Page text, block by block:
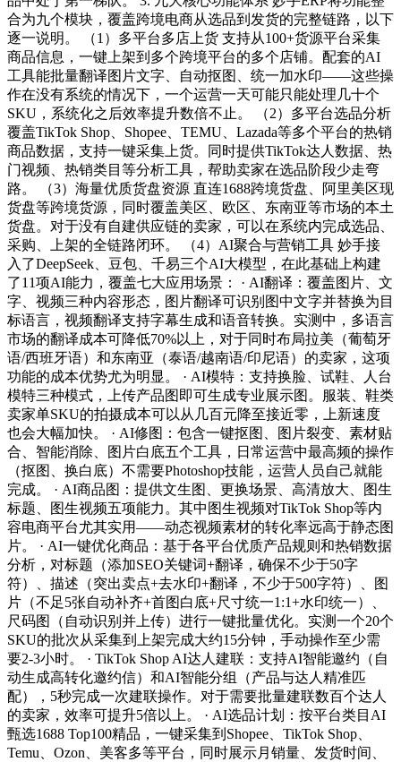
合为九个模块，覆盖跨境电商从选品到发货的完整链路，以下
逐一说明。 （1）多平台多店上货 支持从100+货源平台采集
商品信息，一键上架到多个跨境平台的多个店铺。配套的AI
工具能批量翻译图片文字、自动抠图、统一加水印——这些操
作在没有系统的情况下，一个运营一天可能只能处理几十个
SKU，系统化之后效率提升数倍不止。 （2）多平台选品分析
覆盖TikTok Shop、Shopee、TEMU、Lazada等多个平台的热销
商品数据，支持一键采集上货。同时提供TikTok达人数据、热
门视频、热销类目等分析工具，帮助卖家在选品阶段少走弯
路。 （3）海量优质货盘资源 直连1688跨境货盘、阿里美区现
货盘等跨境货源，同时覆盖美区、欧区、东南亚等市场的本土
货盘。对于没有自建供应链的卖家，可以在系统内完成选品、
采购、上架的全链路闭环。 （4）AI聚合与营销工具 妙手接
入了DeepSeek、豆包、千易三个AI大模型，在此基础上构建
了11项AI能力，覆盖七大应用场景： · AI翻译：覆盖图片、文
字、视频三种内容形态，图片翻译可识别图中文字并替换为目
标语言，视频翻译支持字幕生成和语音转换。实测中，多语言
市场的翻译成本可降低70%以上，对于同时布局拉美（葡萄牙
语/西班牙语）和东南亚（泰语/越南语/印尼语）的卖家，这项
功能的成本优势尤为明显。 · AI模特：支持换脸、试鞋、人台
模特三种模式，上传产品图即可生成专业展示图。服装、鞋类
卖家单SKU的拍摄成本可以从几百元降至接近零，上新速度
也会大幅加快。 · AI修图：包含一键抠图、图片裂变、素材贴
合、智能消除、图片白底五个工具，日常运营中最高频的操作
（抠图、换白底）不需要Photoshop技能，运营人员自己就能
完成。 · AI商品图：提供文生图、更换场景、高清放大、图生
标题、图生视频五项能力。其中图生视频对TikTok Shop等内
容电商平台尤其实用——动态视频素材的转化率远高于静态图
片。 · AI一键优化商品：基于各平台优质产品规则和热销数据
分析，对标题（添加SEO关键词+翻译，确保不少于50字
符）、描述（突出卖点+去水印+翻译，不少于500字符）、图
片（不足5张自动补齐+首图白底+尺寸统一1:1+水印统一）、
尺码图（自动识别并上传）进行一键批量优化。实测一个20个
SKU的批次从采集到上架完成大约15分钟，手动操作至少需
要2-3小时。 · TikTok Shop AI达人建联：支持AI智能邀约（自
动生成高转化邀约信）和AI智能分组（产品与达人精准匹
配），5秒完成一次建联操作。对于需要批量建联数百个达人
的卖家，效率可提升5倍以上。 · AI选品计划：按平台类目AI
甄选1688 Top100精品，一键采集到Shopee、TikTok Shop、
Temu、Ozon、美客多等平台，同时展示月销量、发货时间、